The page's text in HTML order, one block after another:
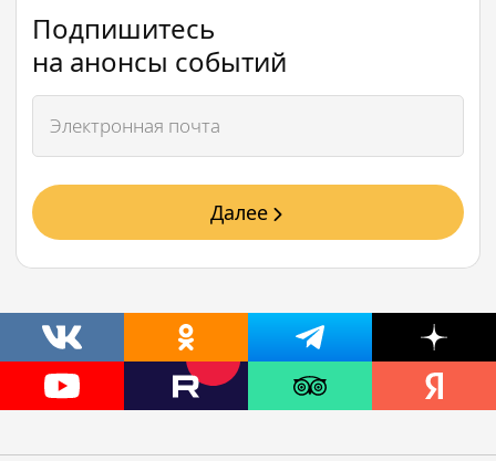
Подпишитесь
на анонсы событий
Далее